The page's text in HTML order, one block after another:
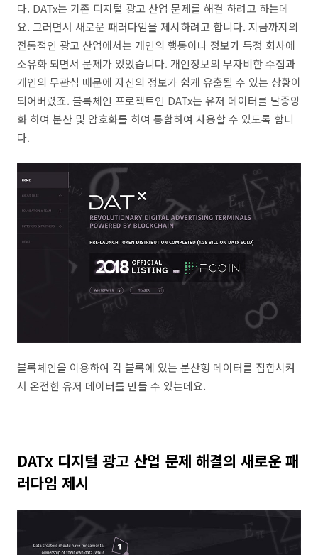
다. DATx는 기존 디지털 광고 산업 문제를 해결 하려고 하는데
요. 그러면서 새로운 패러다임을 제시하려고 합니다. 지금까지의
전통적인 광고 산업에서는 개인의 행동이나 정보가 특정 회사에
소유화 되면서 문제가 있었습니다. 개인정보의 무자비한 수집과
개인의 무관심 때문에 자신의 정보가 쉽게 유출될 수 있는 상황이
되어버렸죠. 블록체인 프로젝트인 DATx는 유저 데이터를 탈중앙
화 하여 분산 및 암호화를 하여 통합하여 사용할 수 있도록 합니
다.
블록체인을 이용하여 각 블록에 있는 분산형 데이터를 집합시켜
서 온전한 유저 데이터를 만들 수 있는데요.
DATx 디지털 광고 산업 문제 해결의 새로운 패
러다임 제시